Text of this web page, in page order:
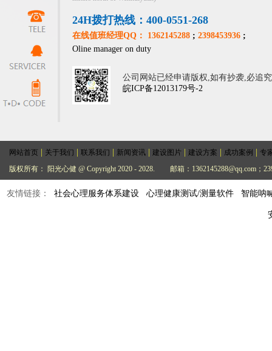
24H拨打热线：400-0551-268
在线值班经理QQ： 1362145288 ; 2398453936 ;
Oline manager on duty
公司网站已经申请版权,如有抄袭,必追
皖ICP备12013179号-2
网站首页 关于我们 联系我们 新闻资讯 建设图片 建设方案 成功案例
专
版权所有： 阳光心健 @ Copyright 2020 - 2028.
邮箱：1362145288@qq.com；
友情链接： 社会心理服务体系建设 心理健康测试/测量软件 智能呐